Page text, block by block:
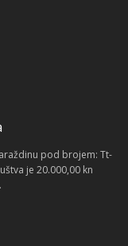
pod brojem: Tt-
je 20.000,00 kn